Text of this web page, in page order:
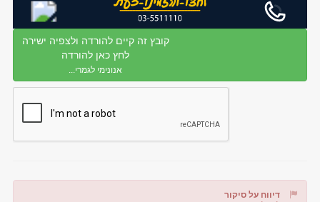
קובץ זה קיים להורדה ולצפיה ישירה
לחץ כאן להורדה
אנונימי לגמרי...
דיווח על סיקור